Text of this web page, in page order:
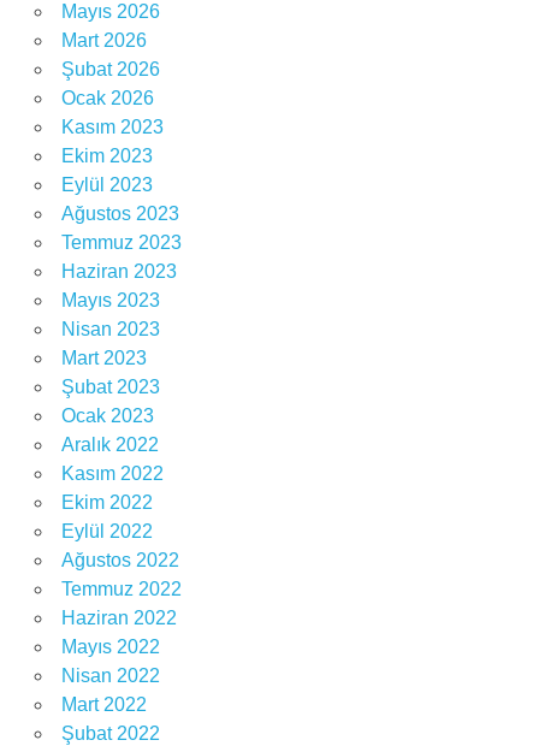
Mayıs 2026
Mart 2026
Şubat 2026
Ocak 2026
Kasım 2023
Ekim 2023
Eylül 2023
Ağustos 2023
Temmuz 2023
Haziran 2023
Mayıs 2023
Nisan 2023
Mart 2023
Şubat 2023
Ocak 2023
Aralık 2022
Kasım 2022
Ekim 2022
Eylül 2022
Ağustos 2022
Temmuz 2022
Haziran 2022
Mayıs 2022
Nisan 2022
Mart 2022
Şubat 2022